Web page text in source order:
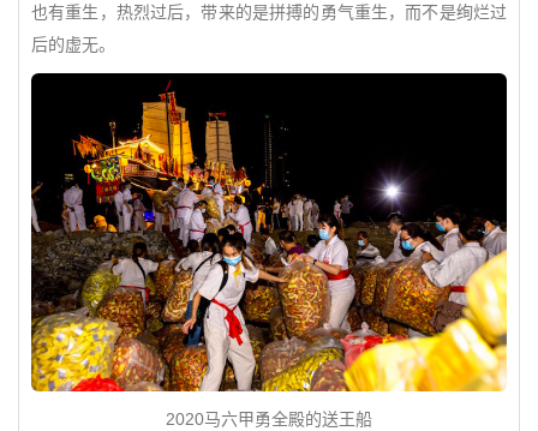
也有重生，热烈过后，带来的是拼搏的勇气重生，而不是绚烂过
后的虚无。
2020马六甲勇全殿的送王船